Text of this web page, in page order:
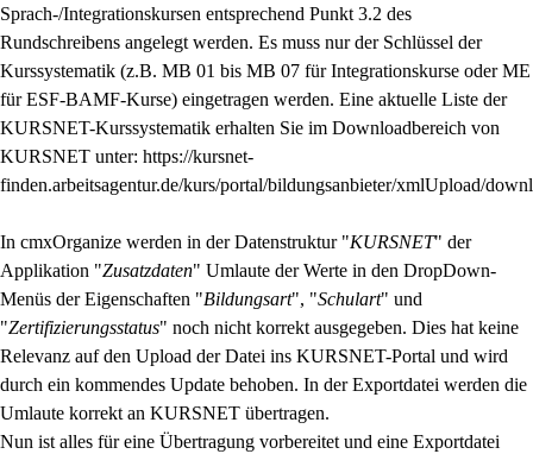
Sprach-/Integrationskursen entsprechend Punkt 3.2 des
Rundschreibens angelegt werden. Es muss nur der Schlüssel der
Kurssystematik (z.B. MB 01 bis MB 07 für Integrationskurse oder ME
für ESF-BAMF-Kurse) eingetragen werden. Eine aktuelle Liste der
KURSNET-Kurssystematik erhalten Sie im Downloadbereich von
KURSNET unter: https://kursnet-
finden.arbeitsagentur.de/kurs/portal/bildungsanbieter/xmlUpload/
In cmxOrganize werden in der Datenstruktur "KURSNET" der
Applikation "Zusatzdaten" Umlaute der Werte in den DropDown-
Menüs der Eigenschaften "Bildungsart", "Schulart" und
"Zertifizierungsstatus" noch nicht korrekt ausgegeben. Dies hat keine
Relevanz auf den Upload der Datei ins KURSNET-Portal und wird
durch ein kommendes Update behoben. In der Exportdatei werden die
Umlaute korrekt an KURSNET übertragen.
Nun ist alles für eine Übertragung vorbereitet und eine Exportdatei